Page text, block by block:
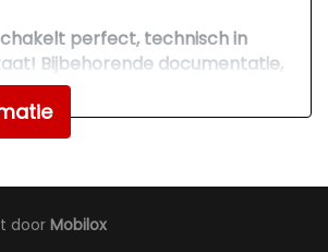
voor
automatisch dimmend
perfect, technisch in
Bijbehorende documentatie,
onderhoudsboeken en facturen
alle keuringen toegestaan!
Autotelefoonvoorbereiding,
Adaptive Cruise
door Mobilox